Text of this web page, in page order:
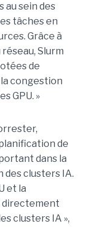
au sein des
tâches en
Grâce à
Slurm
de
la congestion
GPU. »
de
dans la
des clusters IA.
et la
directement
clusters IA »,